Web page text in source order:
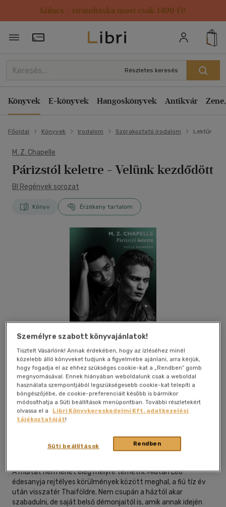
Kulacs / strandtáska most csak 1499 Ft!
Törzsvásárlói Kártya adatai
Részletes keresés
Könyvek E-könyvek Hangoskönyvek Antikvár
Főoldal Könyvek Irodalom Szórakoztató irodalom Lektűr
M. Z. Chapelle
Párizstól keletre - Velünk kezdődött
Bl Regények sorozat
Könyv Érzékeny tartalom
Kívánságlistához adom Megosztom
|magyar nyelvű|kartonkötés
396 oldal
A múltat nem lehet elég mélyre temetni. Miután Léo
édesanyja rejtélyes körülmények között meghal, a fiú tíz év
után visszatér Thaiföldre. Nem csupán a háztól akar
szabadulni, de saját belső démonjaitól is, amik annak idején
Személyre szabott könyvajánlatok!
Tisztelt Vásárlónk! Annak érdekében, hogy az ízléséhez minél
közelebb álló könyveket tudjunk a figyelmébe ajánlani, arra kérjük,
hogy fogadja el az ehhez szükséges cookie-kat a „Rendben” gomb
megnyomásával. Ennek hiányában weboldalunk csak a weboldal
használata szempontjából legszükségesebb cookie-kat telepíti a
böngészőjébe, de cookie-preferenciáit később is bármikor
módosíthatja a Süti beállítások menüpontban. További részletekért
olvassa el a
Libri Könyvkereskedelmi Kft. adatkezelési
tájékoztatóját!
Rendben
Süti beállítások